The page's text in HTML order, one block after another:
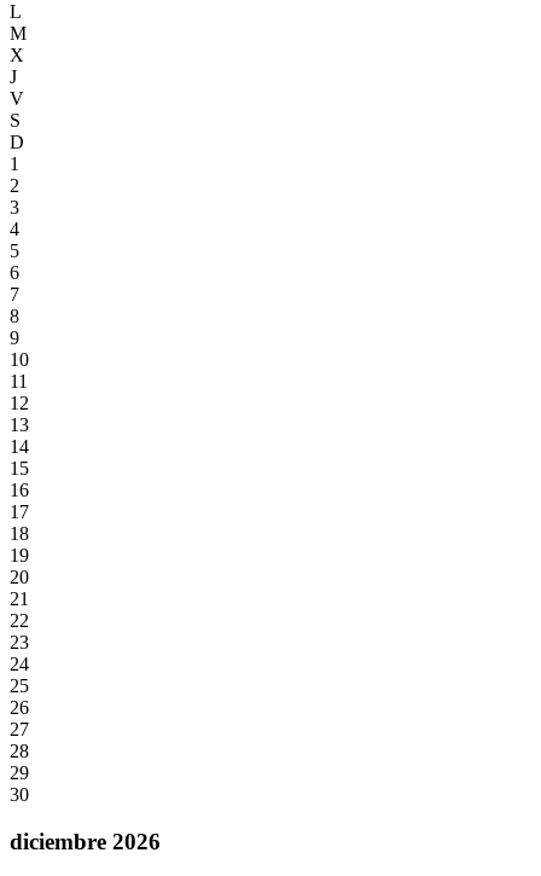
L
M
X
J
V
S
D
1
2
3
4
5
6
7
8
9
10
11
12
13
14
15
16
17
18
19
20
21
22
23
24
25
26
27
28
29
30
diciembre 2026